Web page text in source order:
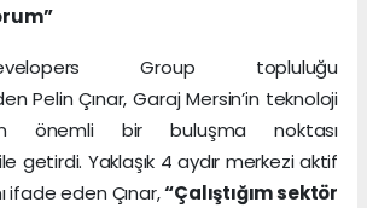
Group topluluğu
Pelin Çınar, Garaj Mersin’in teknoloji
önemli bir buluşma noktası
getirdi. Yaklaşık 4 aydır merkezi aktif
ifade eden Çınar,“Çalıştığım sektör